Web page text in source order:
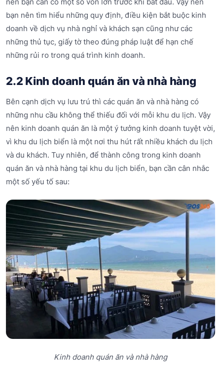
bạn nên tìm hiểu những quy định, điều kiện bắt buộc kinh
doanh về dịch vụ nhà nghỉ và khách sạn cũng như các
những thủ tục, giấy tờ theo đúng pháp luật để hạn chế
những rủi ro trong quá trình kinh doanh.
2.2 Kinh doanh quán ăn và nhà hàng
Bên cạnh dịch vụ lưu trú thì các quán ăn và nhà hàng có
những nhu cầu không thể thiếu đối với mỗi khu du lịch. Vậy
nên kinh doanh quán ăn là một ý tưởng kinh doanh tuyệt vời,
vì khu du lịch biển là một nơi thu hút rất nhiều khách du lịch
và du khách. Tuy nhiên, để thành công trong kinh doanh
quán ăn và nhà hàng tại khu du lịch biển, bạn cần cân nhắc
một số yếu tố sau:
Kinh doanh quán ăn và nhà hàng